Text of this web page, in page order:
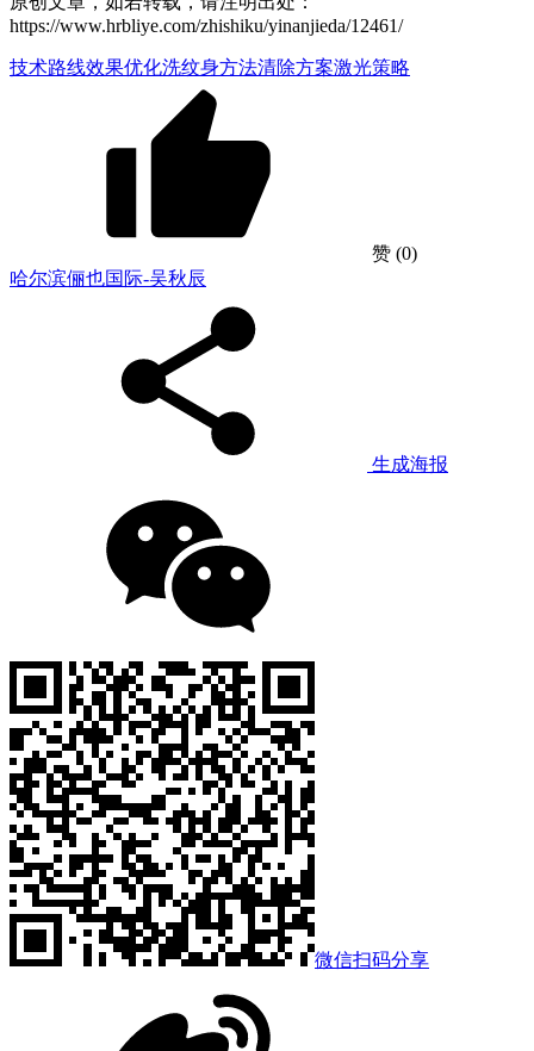
https://www.hrbliye.com/zhishiku/yinanjieda/12461/
技术路线效果优化洗纹身方法清除方案激光策略
赞 (0)
哈尔滨俪也国际-吴秋辰
生成海报
微信扫码分享